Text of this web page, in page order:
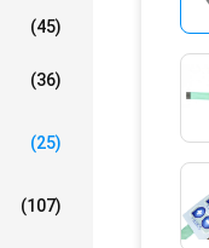
(45)
(36)
(25)
(107)